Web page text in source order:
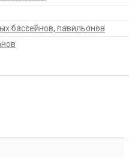
бассейнов, павильонов